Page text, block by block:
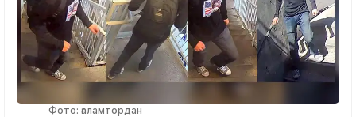
Фото: ғаламтордан